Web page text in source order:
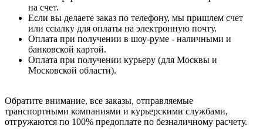
на счет.
Если вы делаете заказ по телефону, мы пришлем счет
или ссылку для оплаты на электронную почту.
Оплата при получении в шоу-руме - наличными и
банковской картой.
Оплата при получении курьеру (для Москвы и
Московской области).
Обратите внимание, все заказы, отправляемые
транспортными компаниями и курьерскими службами,
отгружаются по 100% предоплате по безналичному расчету.